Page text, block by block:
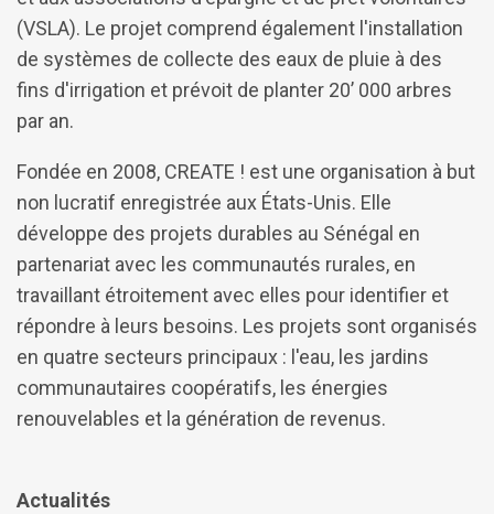
(VSLA). Le projet comprend également l'installation
de systèmes de collecte des eaux de pluie à des
fins d'irrigation et prévoit de planter 20’ 000 arbres
par an.
Fondée en 2008, CREATE ! est une organisation à but
non lucratif enregistrée aux États-Unis. Elle
développe des projets durables au Sénégal en
partenariat avec les communautés rurales, en
travaillant étroitement avec elles pour identifier et
répondre à leurs besoins. Les projets sont organisés
en quatre secteurs principaux : l'eau, les jardins
communautaires coopératifs, les énergies
renouvelables et la génération de revenus.
Actualités